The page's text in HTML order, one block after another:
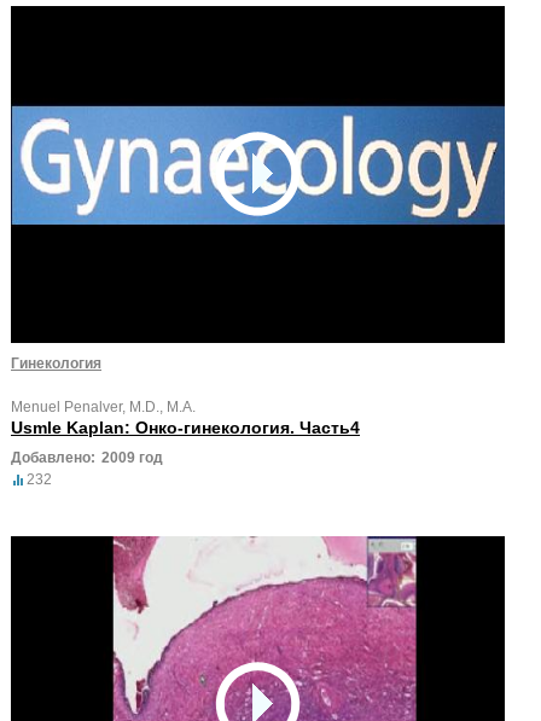
Гинекология
Menuel Penalver, M.D., M.A.
Usmle Kaplan: Онко-гинекология. Часть4
Добавлено: 2009 год
232